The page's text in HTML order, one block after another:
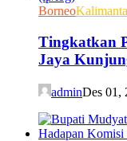
Borneo
Tingkatkan
Jaya
adminDes 01,